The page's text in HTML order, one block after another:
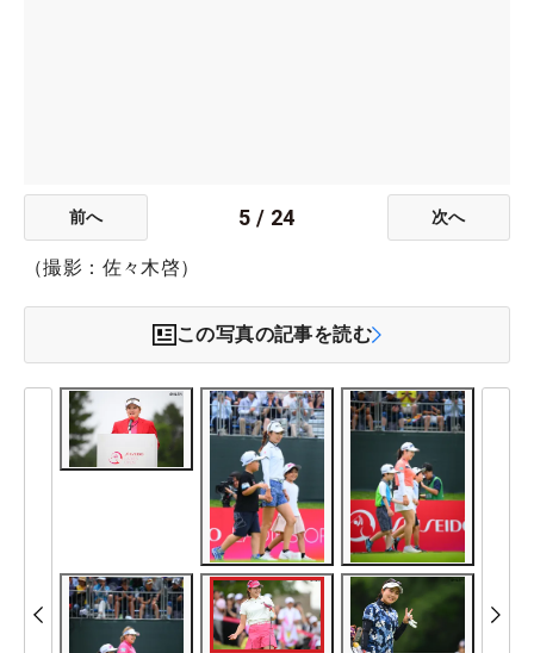
前へ 5 / 24 次へ
（撮影：佐々木啓）
この写真の記事を読む